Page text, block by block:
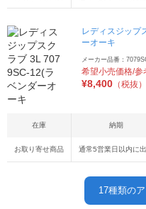
レディスジップ
ーオーキ
メーカー品番：
希望小売価格/参
¥8,400 （税抜）
在庫 納期
お取り寄せ商品 通常5営業日以内に
17種類の